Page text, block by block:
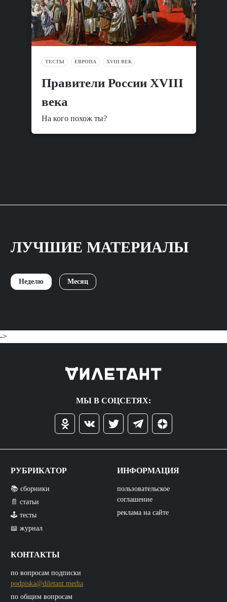
ТЕСТЫ ЕВРОПА XVIII ВЕК
Правители России XVIII
века
На кого похож ты?
ЛУЧШИЕ МАТЕРИАЛЫ
Неделю Месяц
->
МЫ В СОЦСЕТЯХ:
РУБРИКАТОР
📚 сборники
📄 статьи
🕹️ тесты
📖 журнал
КОНТАКТЫ
по вопросам подписки
podpiska@diletant.media
по общим вопросам
ИНФОРМАЦИЯ
пользовательское
соглашение
реклама на сайте